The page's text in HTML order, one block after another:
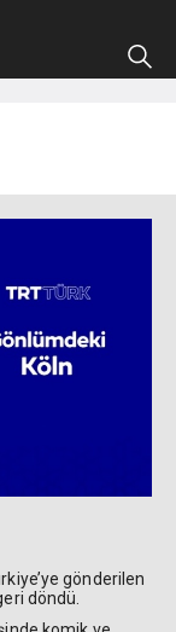
gönderilen
döndü.